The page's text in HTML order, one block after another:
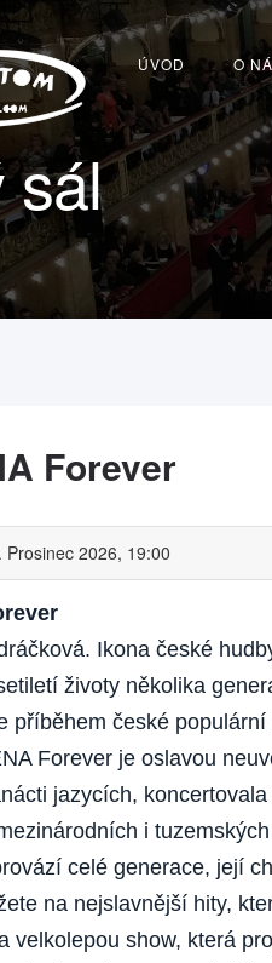
ÚVOD O
sál
Forever
Prosinec 2026, 19:00
Ikona české
životy několika
příběhem české
Forever je oslavou
jazycích,
i
celé generace, její
na nejslavnější hity,
velkolepou show, která